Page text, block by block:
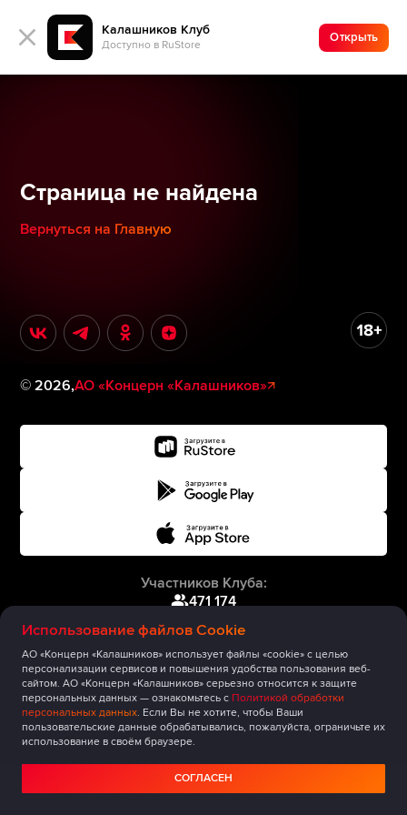
Калашников Клуб
Доступно в RuStore
Открыть
Использование файлов Cookie
АО «Концерн «Калашников» использует файлы «cookie» с целью
персонализации сервисов и повышения удобства пользования веб-
сайтом. АО «Концерн «Калашников» серьезно относится к защите
персональных данных — ознакомьтесь с Политикой обработки
персональных данных. Если Вы не хотите, чтобы Ваши
пользовательские данные обрабатывались, пожалуйста, ограничьте их
использование в своём браузере.
СОГЛАСЕН
Страница не найдена
Вернуться на Главную
©2026,АО «Концерн «Калашников»
Участников Клуба:
471 174